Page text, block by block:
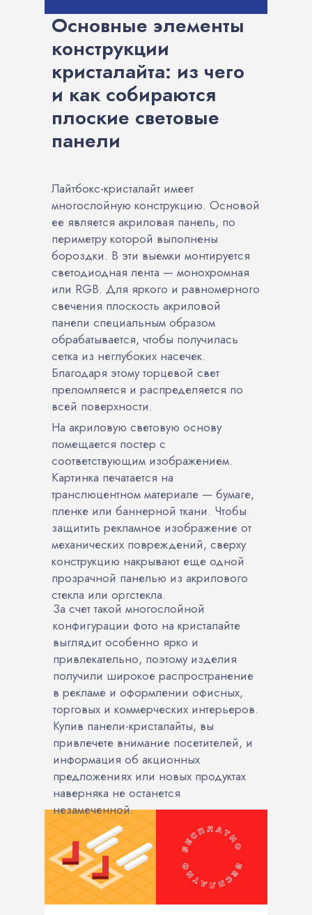
Основные элементы
конструкции
кристалайта: из чего
и как собираются
плоские световые
панели
Лайтбокс-кристалайт имеет
многослойную конструкцию. Основой
ее является акриловая панель, по
периметру которой выполнены
бороздки. В эти выемки монтируется
светодиодная лента — монохромная
или RGB. Для яркого и равномерного
свечения плоскость акриловой
панели специальным образом
обрабатывается, чтобы получилась
сетка из неглубоких насечек.
Благодаря этому торцевой свет
преломляется и распределяется по
всей поверхности.
На акриловую световую основу
помещается постер с
соответствующим изображением.
Картинка печатается на
транслюцентном материале — бумаге,
пленке или баннерной ткани. Чтобы
защитить рекламное изображение от
механических повреждений, сверху
конструкцию накрывают еще одной
прозрачной панелью из акрилового
стекла или оргстекла.
За счет такой многослойной
конфигурации фото на кристалайте
выглядит особенно ярко и
привлекательно, поэтому изделия
получили широкое распространение
в рекламе и оформлении офисных,
торговых и коммерческих интерьеров.
Купив панели-кристалайты, вы
привлечете внимание посетителей, и
информация об акционных
предложениях или новых продуктах
наверняка не останется
незамеченной.